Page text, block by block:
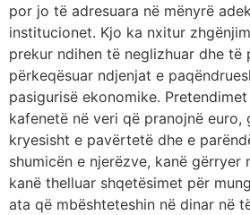
por jo të adresuara në mënyrë
institucionet. Kjo ka nxitur
prekur ndihen të neglizhuar dhe të
përkeqësuar ndjenjat e
pasigurisë ekonomike.
kafenetë në veri që pranojnë euro,
kryesisht e pavërtetë dhe e
shumicën e njerëzve, kanë gërryer
kanë thelluar shqetësimet për
ata që mbështeteshin në dinar në